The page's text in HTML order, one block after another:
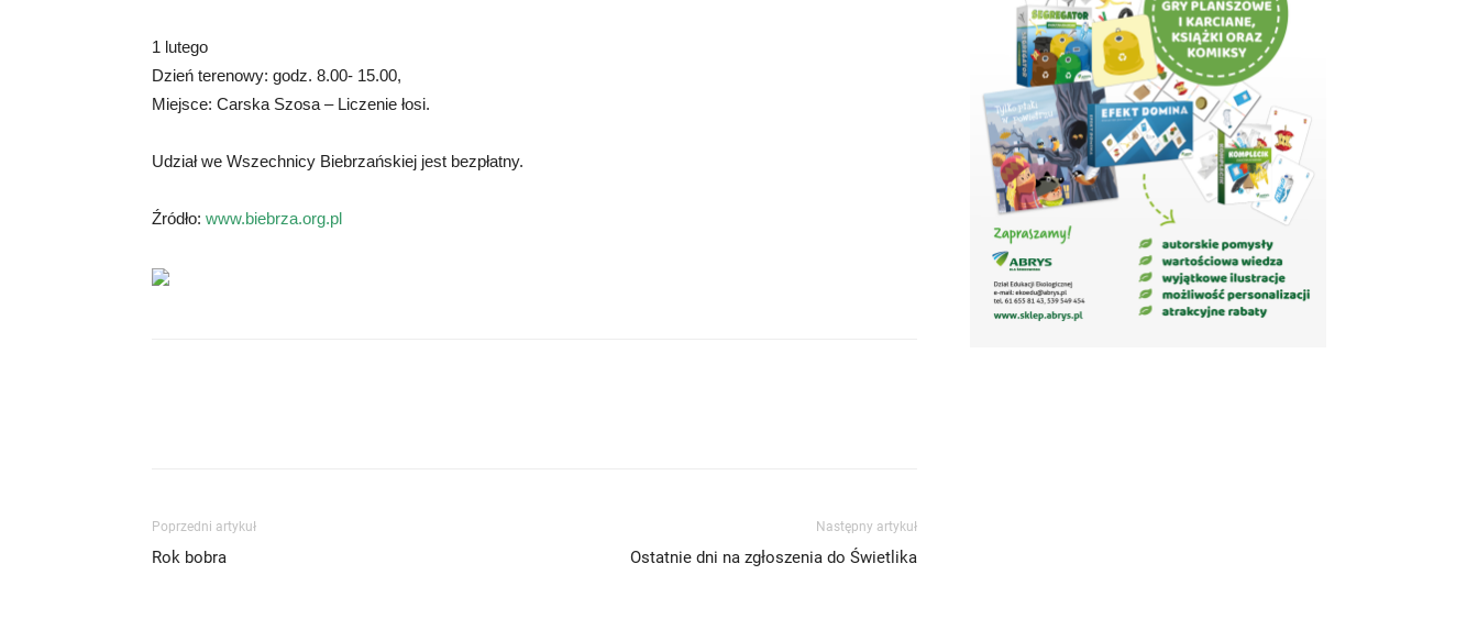
1 lutego
Dzień terenowy: godz. 8.00- 15.00,
Miejsce: Carska Szosa – Liczenie łosi.
Udział we Wszechnicy Biebrzańskiej jest bezpłatny.
Źródło: www.biebrza.org.pl
Poprzedni artykuł
Rok bobra
Następny artykuł
Ostatnie dni na zgłoszenia do Świetlika